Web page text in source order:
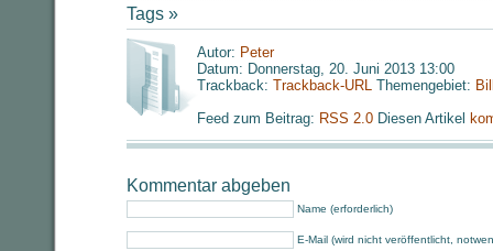
Tags »
Autor: Peter
Datum: Donnerstag, 20. Juni 2013 13:00
Trackback: Trackback-URL Themengebiet:
Feed zum Beitrag: RSS 2.0 Diesen Artikel
Kommentar abgeben
Name (erforderlich)
E-Mail (wird nicht veröffentlicht,